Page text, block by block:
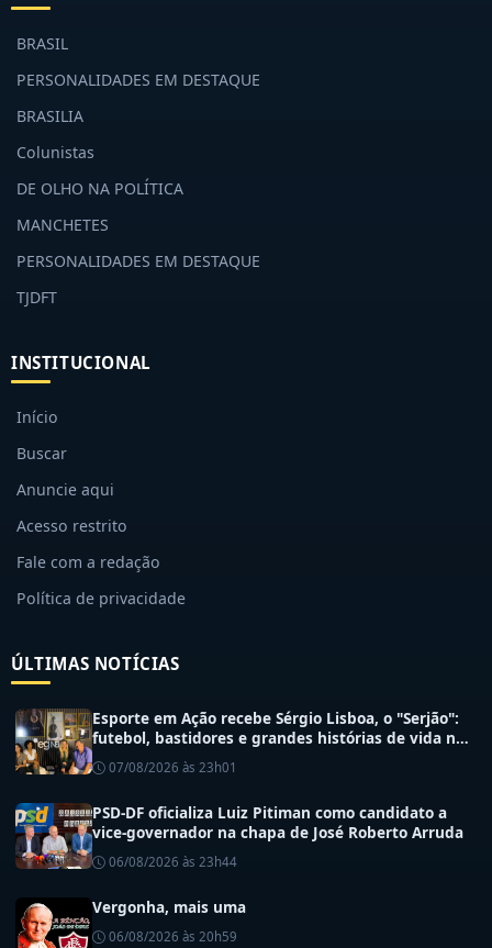
BRASIL
PERSONALIDADES EM DESTAQUE
BRASILIA
Colunistas
DE OLHO NA POLÍTICA
MANCHETES
PERSONALIDADES EM DESTAQUE
TJDFT
INSTITUCIONAL
Início
Buscar
Anuncie aqui
Acesso restrito
Fale com a redação
Política de privacidade
ÚLTIMAS NOTÍCIAS
Esporte em Ação recebe Sérgio Lisboa, o "Serjão":
futebol, bastidores e grandes histórias de vida no
esporte
07/08/2026 às 23h01
PSD-DF oficializa Luiz Pitiman como candidato a
vice-governador na chapa de José Roberto Arruda
06/08/2026 às 23h44
Vergonha, mais uma
06/08/2026 às 20h59